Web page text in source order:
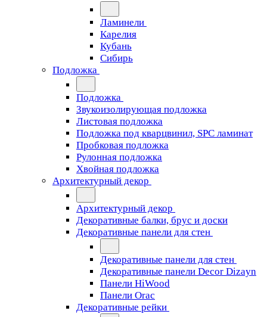
Ламинели
Карелия
Кубань
Сибирь
Подложка
Подложка
Звукоизолирующая подложка
Листовая подложка
Подложка под кварцвинил, SPC ламинат
Пробковая подложка
Рулонная подложка
Хвойная подложка
Архитектурный декор
Архитектурный декор
Декоративные балки, брус и доски
Декоративные панели для стен
Декоративные панели для стен
Декоративные панели Decor Dizayn
Панели HiWood
Панели Orac
Декоративные рейки